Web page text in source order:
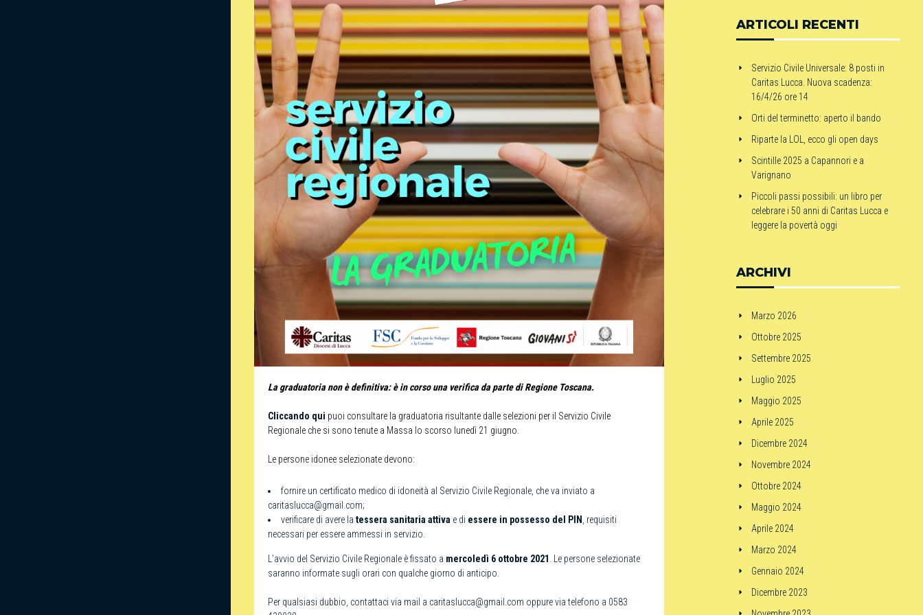
La graduatoria non è definitiva: è in corso una verifica da parte di Regione Toscana.
Cliccando qui puoi consultare la graduatoria risultante dalle selezioni per il Servizio Civile
Regionale che si sono tenute a Massa lo scorso lunedì 21 giugno.
Le persone idonee selezionate devono:
fornire un certificato medico di idoneità al Servizio Civile Regionale, che va inviato a
caritaslucca@gmail.com;
verificare di avere la tessera sanitaria attiva e di essere in possesso del PIN , requisiti
necessari per essere ammessi in servizio.
L’avvio del Servizio Civile Regionale è fissato a mercoledì 6 ottobre 2021 . Le persone selezionate
saranno informate sugli orari con qualche giorno di anticipo.
Per qualsiasi dubbio, contattaci via mail a caritaslucca@gmail.com oppure via telefono a 0583
ARTICOLI RECENTI
Servizio Civile Universale: 8 posti in
Caritas Lucca. Nuova scadenza:
16/4/26 ore 14
Orti del terminetto: aperto il bando
Riparte la LOL, ecco gli open days
Scintille 2025 a Capannori e a
Varignano
Piccoli passi possibili: un libro per
celebrare i 50 anni di Caritas Lucca e
leggere la povertà oggi
ARCHIVI
Marzo 2026
Ottobre 2025
Settembre 2025
Luglio 2025
Maggio 2025
Aprile 2025
Dicembre 2024
Novembre 2024
Ottobre 2024
Maggio 2024
Aprile 2024
Marzo 2024
Gennaio 2024
Dicembre 2023